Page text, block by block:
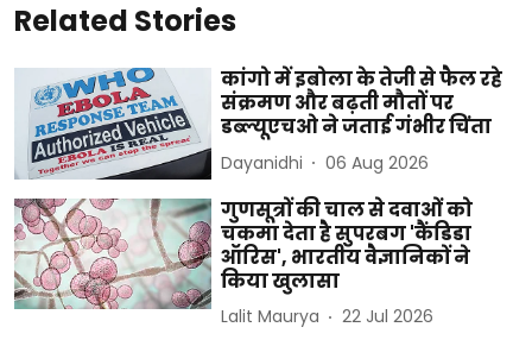
Related Stories
कांगो में इबोला के तेजी से फैल रहे
संक्रमण और बढ़ती मौतों पर
डब्ल्यूएचओ ने जताई गंभीर चिंता
Dayanidhi 06 Aug 2026
गुणसूत्रों की चाल से दवाओं को
चकमा देता है सुपरबग 'कैंडिडा
ऑरिस', भारतीय वैज्ञानिकों ने
किया खुलासा
Lalit Maurya 22 Jul 2026